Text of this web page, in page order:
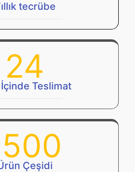
tecrübe
24
Teslimat
Çeşidi